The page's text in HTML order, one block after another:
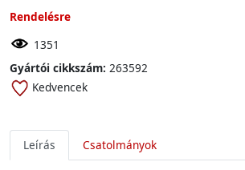
Rendelésre
1351
Gyártói cikkszám: 263592
Kedvencek
Leírás Csatolmányok